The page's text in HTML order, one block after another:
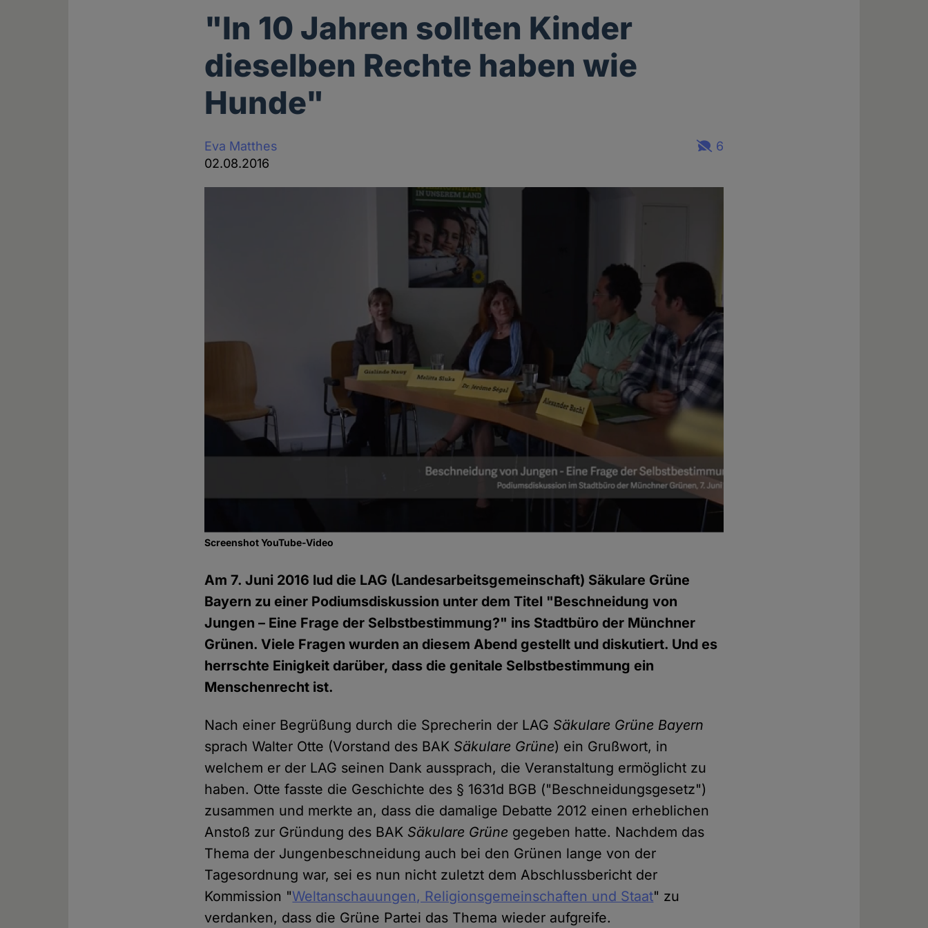
"In 10 Jahren sollten Kinder
dieselben Rechte haben wie
Hunde"
Eva Matthes
02.08.2016
6
Screenshot YouTube-Video
Am 7. Juni 2016 lud die LAG (Landesarbeitsgemeinschaft) Säkulare Grüne
Bayern zu einer Podiumsdiskussion unter dem Titel "Beschneidung von
Jungen – Eine Frage der Selbstbestimmung?" ins Stadtbüro der Münchner
Grünen. Viele Fragen wurden an diesem Abend gestellt und diskutiert. Und es
herrschte Einigkeit darüber, dass die genitale Selbstbestimmung ein
Menschenrecht ist.
Nach einer Begrüßung durch die Sprecherin der LAG Säkulare Grüne Bayern
sprach Walter Otte (Vorstand des BAK Säkulare Grüne) ein Grußwort, in
welchem er der LAG seinen Dank aussprach, die Veranstaltung ermöglicht zu
haben. Otte fasste die Geschichte des § 1631d BGB ("Beschneidungsgesetz")
zusammen und merkte an, dass die damalige Debatte 2012 einen erheblichen
Anstoß zur Gründung des BAK Säkulare Grüne gegeben hatte. Nachdem das
Thema der Jungenbeschneidung auch bei den Grünen lange von der
Tagesordnung war, sei es nun nicht zuletzt dem Abschlussbericht der
Kommission "Weltanschauungen, Religionsgemeinschaften und Staat" zu
verdanken, dass die Grüne Partei das Thema wieder aufgreife.